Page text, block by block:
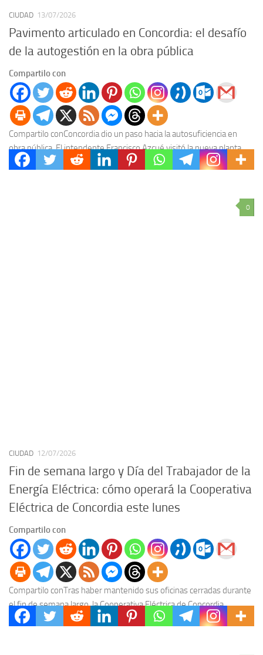
CIUDAD 13/07/2026
Pavimento articulado en Concordia: el desafío
de la autogestión en la obra pública
Compartilo con
Compartilo conConcordia dio un paso hacia la autosuficiencia en
obra pública. El intendente Francisco Azcué visitó la nueva planta
municipal de adoquines, un proyecto que...
0
CIUDAD 12/07/2026
Fin de semana largo y Día del Trabajador de la
Energía Eléctrica: cómo operará la Cooperativa
Eléctrica de Concordia este lunes
Compartilo con
Compartilo conTras haber mantenido sus oficinas cerradas durante
el fin de semana largo, la Cooperativa Eléctrica de Concordia
continuará con un esquema especial este lunes...